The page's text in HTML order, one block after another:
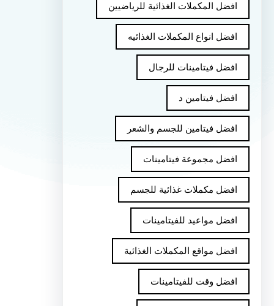
افضل المكملات الغذائية للرياضيين
افضل انواع المكملات الغذائيه
افضل فيتامينات للرجال
افضل فيتامين د
افضل فيتامين للجسم والشعر
افضل مجموعة فيتامينات
افضل مكملات غذائية للجسم
افضل مواعيد للفيتامينات
افضل مواقع المكملات الغذائية
افضل وقت للفيتامينات